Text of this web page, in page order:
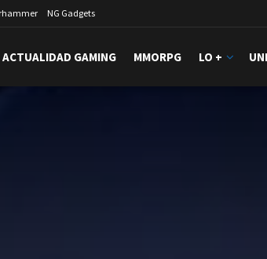
NG Gadgets
ACTUALIDAD GAMING MMORPG LO +